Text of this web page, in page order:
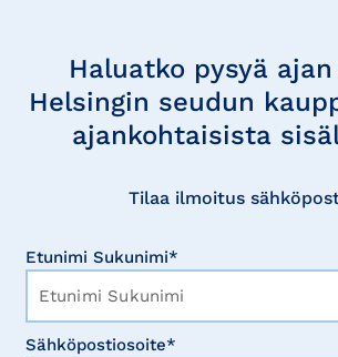
Haluatko pysyä
Helsingin seudun
ajankohtaisista
Tilaa ilmoitus
Etunimi Sukunimi*
Sähköpostiosoite*